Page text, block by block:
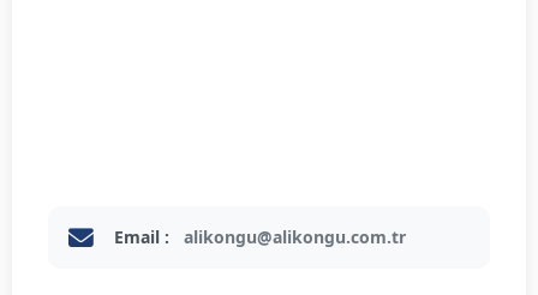
Email : alikongu@alikongu.com.tr